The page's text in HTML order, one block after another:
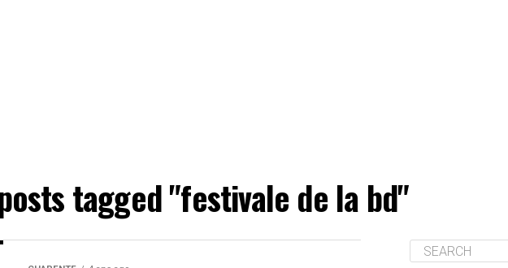
tagged "festivale de la bd"